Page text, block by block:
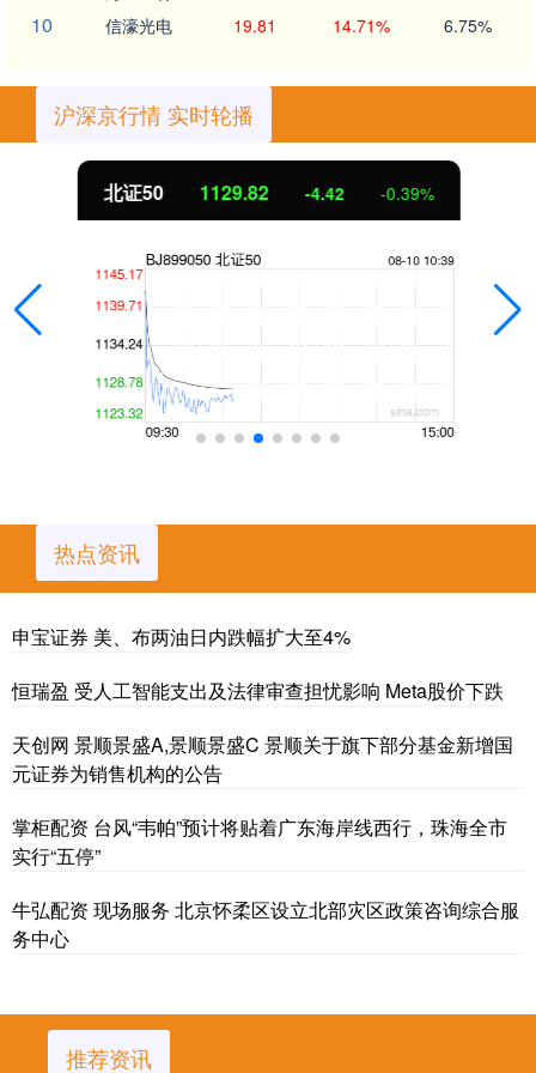
10 信濠光电 19.81 14.71% 6.75%
沪深京行情 实时轮播
北证50 1129.82 -4.42 -0.39%
热点资讯
申宝证券 美、布两油日内跌幅扩大至4%
恒瑞盈 受人工智能支出及法律审查担忧影响 Meta股价下跌
天创网 景顺景盛A,景顺景盛C 景顺关于旗下部分基金新增国
元证券为销售机构的公告
掌柜配资 台风“韦帕”预计将贴着广东海岸线西行，珠海全市
实行“五停”
牛弘配资 现场服务 北京怀柔区设立北部灾区政策咨询综合服
务中心
推荐资讯